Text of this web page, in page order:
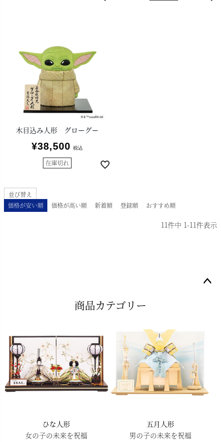
木目込み人形 グローグー
¥38,500 税込
在庫切れ
並び替え
価格が安い順
価格が高い順 新着順 登録順 おすすめ順
11件中 1-11件表示
商品カテゴリー
ひな人形
女の子の未来を祝福
五月人形
男の子の未来を祝福